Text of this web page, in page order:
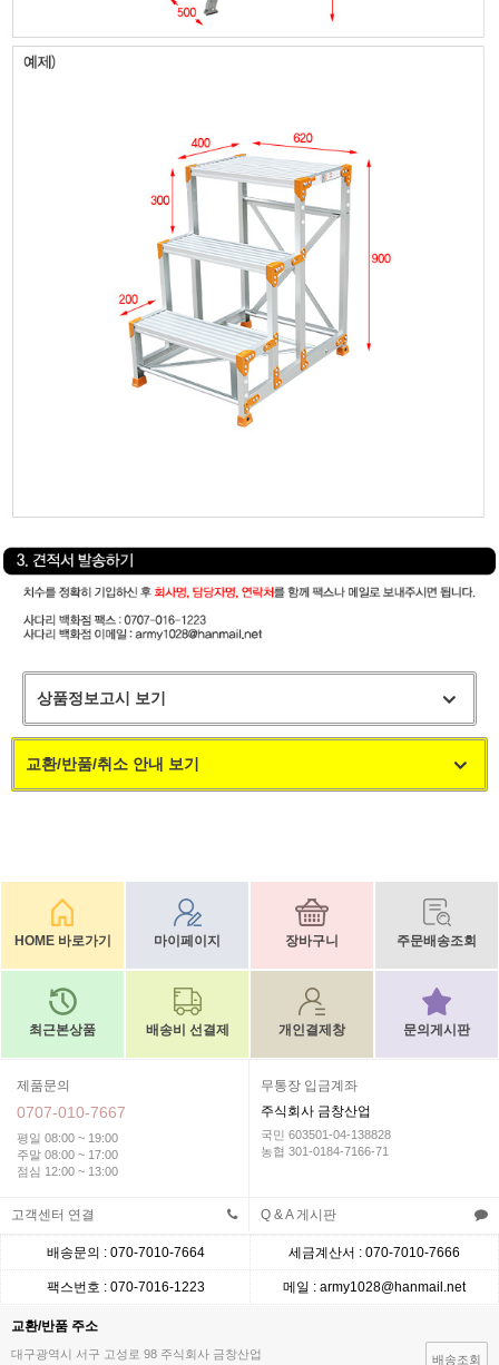
상품정보고시 보기
교환/반품/취소 안내 보기
HOME 바로가기 마이페이지 장바구니 주문배송조회
최근본상품 배송비 선결제 개인결제창 문의게시판
제품문의
0707-010-7667
평일 08:00 ~ 19:00
주말 08:00 ~ 17:00
점심 12:00 ~ 13:00
무통장 입금계좌
주식회사 금창산업
국민 603501-04-138828
농협 301-0184-7166-71
고객센터 연결 Q & A 게시판
배송문의 : 070-7010-7664 세금계산서 : 070-7010-7666
팩스번호 : 070-7016-1223 메일 : army1028@hanmail.net
교환/반품 주소
대구광역시 서구 고성로 98 주식회사 금창산업 배송조회